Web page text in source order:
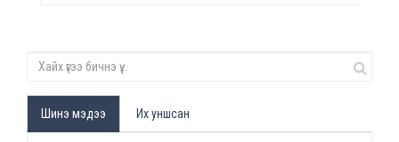
Шинэ мэдээ Их уншсан